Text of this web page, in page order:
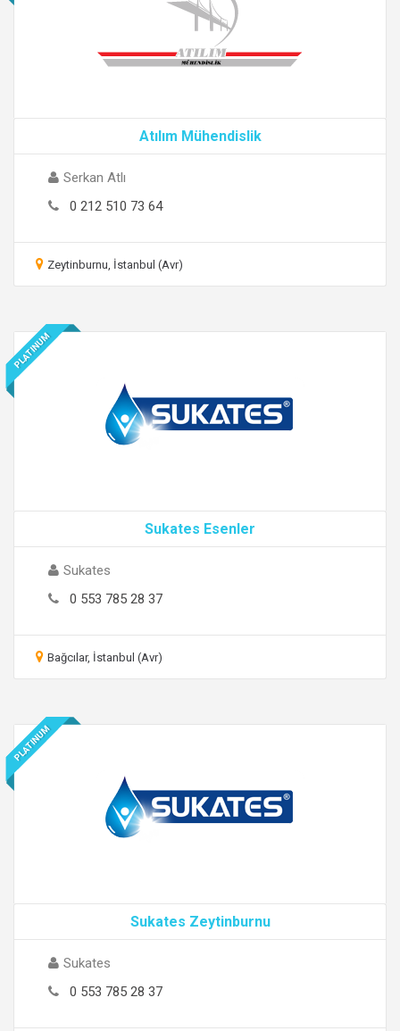
Atılım Mühendislik
Serkan Atlı
0 212 510 73 64
Zeytinburnu, İstanbul (Avr)
PLATINUM
Sukates Esenler
Sukates
0 553 785 28 37
Bağcılar, İstanbul (Avr)
PLATINUM
Sukates Zeytinburnu
Sukates
0 553 785 28 37